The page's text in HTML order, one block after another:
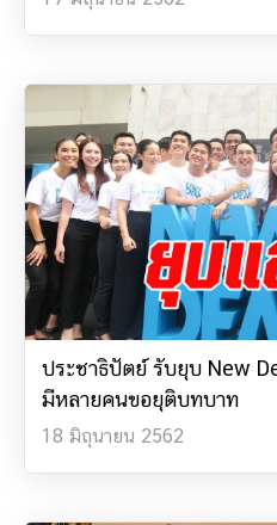
ประชาธิปัตย์ รับยุบ New
มีหลายคนขอยุติบทบาท
18 มิถุนายน 2562